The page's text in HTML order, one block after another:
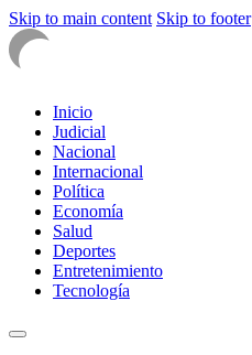
Skip to main content Skip to footer
Inicio
Judicial
Nacional
Internacional
Política
Economía
Salud
Deportes
Entretenimiento
Tecnología